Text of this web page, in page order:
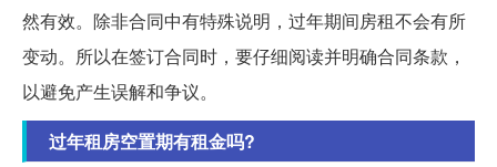
然有效。除非合同中有特殊说明，过年期间房租不会有所
变动。所以在签订合同时，要仔细阅读并明确合同条款，
以避免产生误解和争议。
过年租房空置期有租金吗?